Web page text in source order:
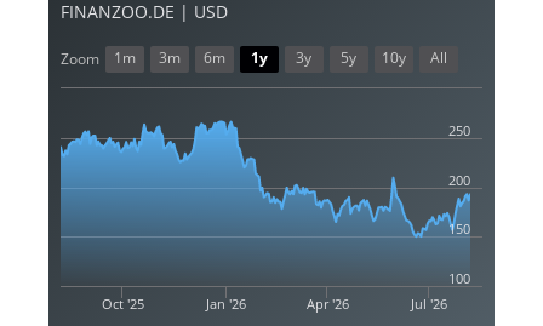
FINANZOO.DE | USD
Oct '25 Jan '26 Apr '26 Jul '26
150
200
250
100
Zoom 1m 3m 6m 1y 3y 5y 10y All